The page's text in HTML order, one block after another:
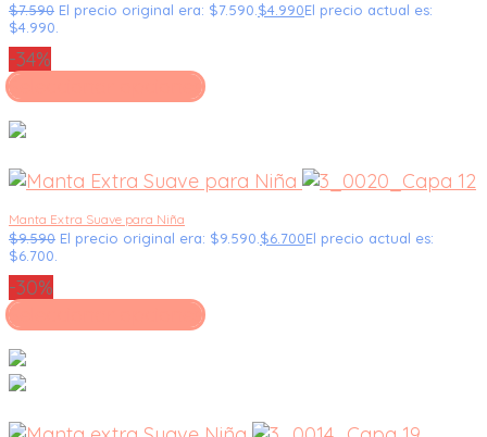
$7.590 El precio original era: $7.590. $4.990El precio actual es:
$4.990.
-34%
Seleccionar opciones
Manta Extra Suave para Niña
$9.590 El precio original era: $9.590. $6.700El precio actual es:
$6.700.
-30%
Seleccionar opciones